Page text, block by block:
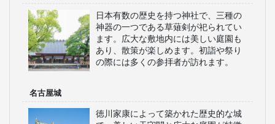
日本有数の歴史を持つ神社で、三種の
神器の一つである草薙剣が祀られてい
ます。広大な敷地内には美しい庭園も
あり、散策が楽しめます。初詣や祭り
の際には多くの参拝者が訪れます。
名古屋城
徳川家康によって築かれた歴史的な城